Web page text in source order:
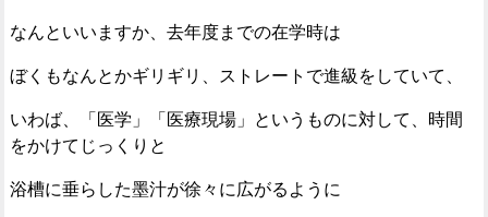
なんといいますか、去年度までの在学時は
ぼくもなんとかギリギリ、ストレートで進級をしていて、
いわば、「医学」「医療現場」というものに対して、時間
をかけてじっくりと
浴槽に垂らした墨汁が徐々に広がるように